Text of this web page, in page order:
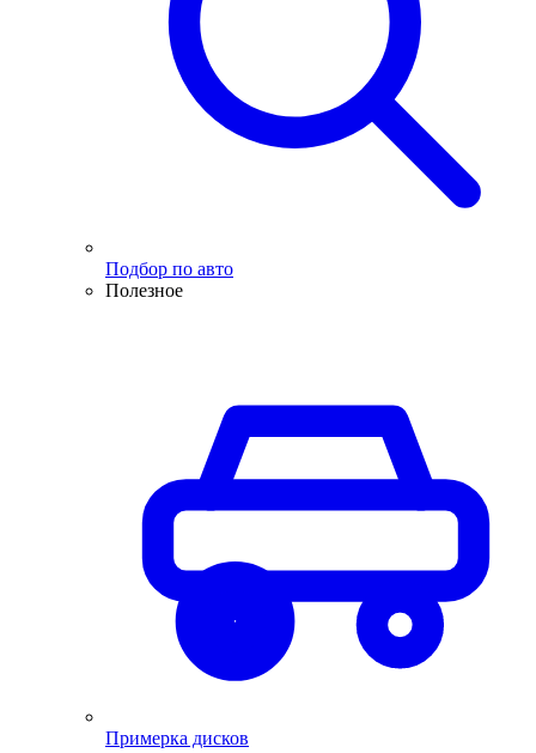
Подбор по авто
Полезное
Примерка дисков